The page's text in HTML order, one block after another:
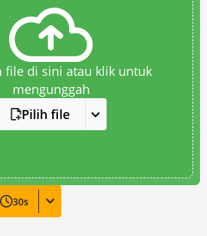
file di sini atau klik untuk
mengunggah
Pilih file
30s